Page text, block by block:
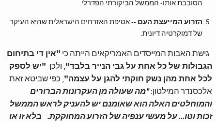
הסובבת אותו- הממשל הביקורתי הפדרלי.
הזרוע המייעצת העם -- אסיפת האזרחים הישראלית שהיא העיקר
של דמוקרטיה דיונית.
גישת האבות המייסדים האמריקאים הייתה כי "אין די בתיחום
הגבולות של כל אחת על גבי הנייר בלבד", ולכן "יש לספק
לכל אחת מהן נשק חוקתי להגן על עצמה", כפי שביטא זאת
אלכסנדר המילטון:"מה שעולה מן העקרונות הברורים
והמוחלטים האלה הוא שאומנם יש להעניק לראש הממשל
זכות וטו... על מעשי ענפיה של הזרוע המחוקקת.
בלא זו או